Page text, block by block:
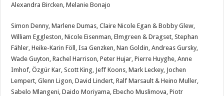
Alexandra Bircken, Melanie Bonajo
Simon Denny, Marlene Dumas, Claire Nicole Egan & Bobby Glew,
William Eggleston, Nicole Eisenman, Elmgreen & Dragset, Stephan
Fähler, Heike-Karin Föll, Isa Genzken, Nan Goldin, Andreas Gursky,
Wade Guyton, Rachel Harrison, Peter Hujar, Pierre Huyghe, Anne
Imhof, Özgür Kar, Scott King, Jeff Koons, Mark Leckey, Jochen
Lempert, Glenn Ligon, David Lindert, Ralf Marsault & Heino Muller,
Sabelo Mlangeni, Daido Moriyama, Ebecho Muslimova, Piotr